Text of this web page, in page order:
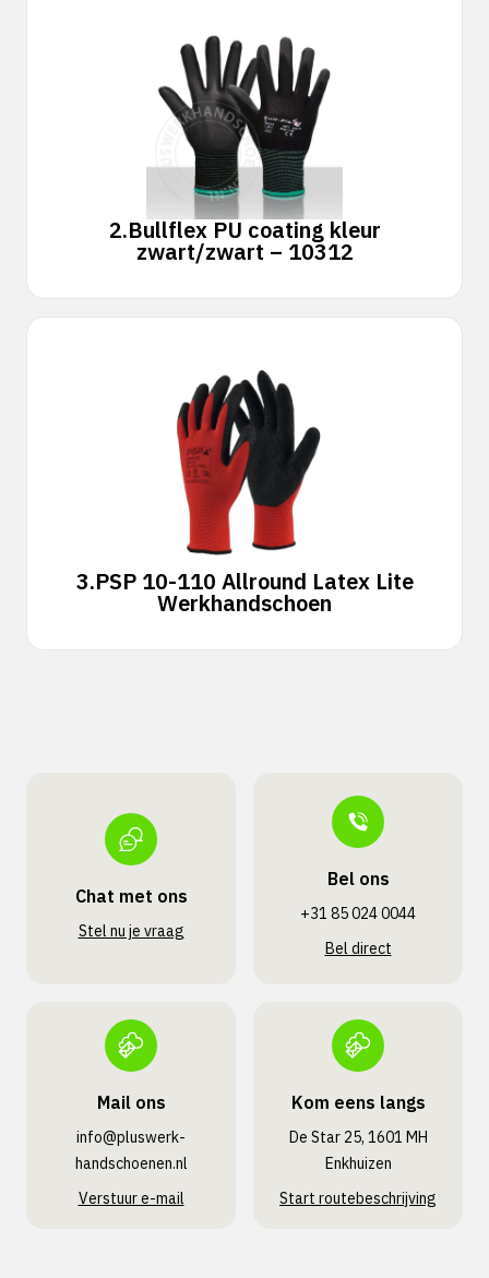
2.Bullflex PU coating kleur
zwart/zwart – 10312
3.PSP 10-110 Allround Latex Lite
Werkhandschoen
Chat met ons
Stel nu je vraag
Bel ons
+31 85 024 0044
Bel direct
Mail ons
info@pluswerk­
handschoenen.nl
Verstuur e-mail
Kom eens langs
De Star 25, 1601 MH
Enkhuizen
Start routebeschrijving